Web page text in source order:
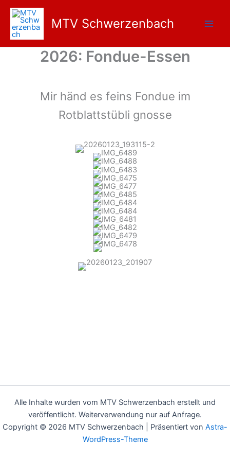
Zum
Inhalt
springen
MTV Schwerzenbach
2026: Fondue-Essen
Mir händ es feins Fondue im
Rotblattstübli gnosse
Alle Inhalte wurden vom MTV Schwerzenbach erstellt und
veröffentlicht. Weiterverwendung nur auf Anfrage.
Copyright © 2026 MTV Schwerzenbach | Präsentiert von Astra-
WordPress-Theme